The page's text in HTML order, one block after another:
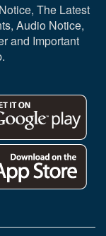
The Latest
Audio Notice,
and Important